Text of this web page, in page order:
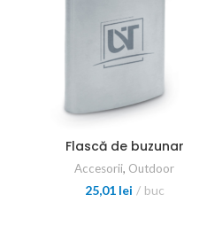
Flască de buzunar
Accesorii, Outdoor
25,01 lei buc